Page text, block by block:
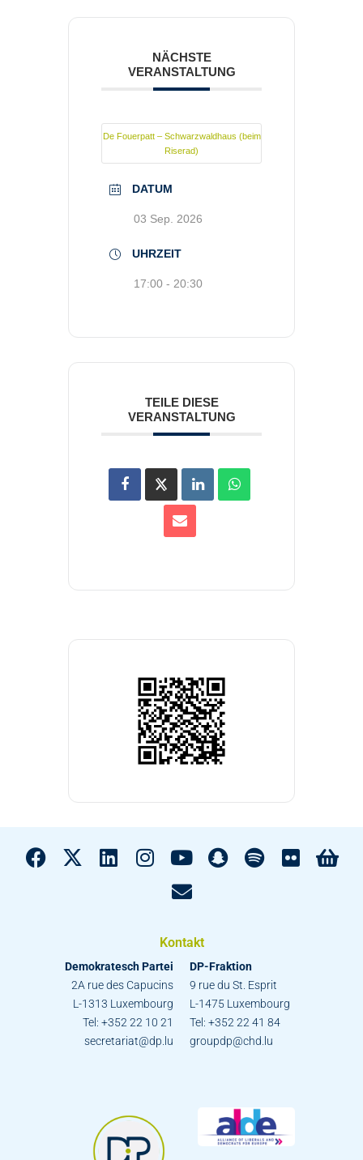
NÄCHSTE
VERANSTALTUNG
De Fouerpatt – Schwarzwaldhaus (beim
Riserad)
DATUM
03 Sep. 2026
UHRZEIT
17:00 - 20:30
TEILE DIESE
VERANSTALTUNG
Kontakt
Demokratesch Partei
2A rue des Capucins
L-1313 Luxembourg
Tel: +352 22 10 21
secretariat@dp.lu
DP-Fraktion
9 rue du St. Esprit
L-1475 Luxembourg
Tel: +352 22 41 84
groupdp@chd.lu